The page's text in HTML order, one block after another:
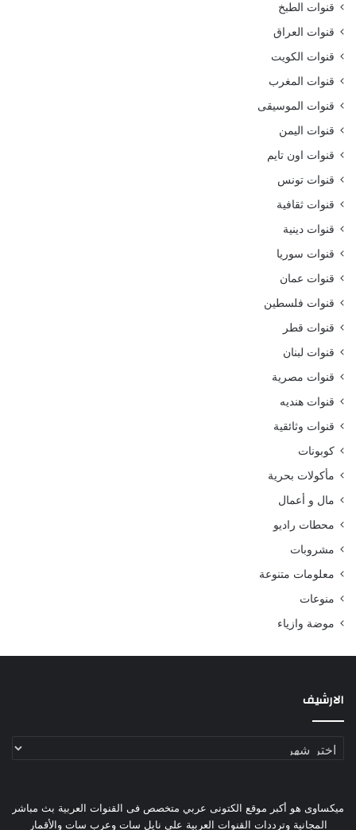
قنوات الطبخ
قنوات العراق
قنوات الكويت
قنوات المغرب
قنوات الموسيقى
قنوات اليمن
قنوات اون تايم
قنوات تونس
قنوات ثقافية
قنوات دينية
قنوات سوريا
قنوات عمان
قنوات فلسطين
قنوات قطر
قنوات لبنان
قنوات مصرية
قنوات هنديه
قنوات وثائقية
كوبونات
مأكولات بحرية
مال و أعمال
محطات راديو
مشروبات
معلومات متنوعة
منوعات
موضة وازياء
الارشيف
الارشيف
ميكساوى هو أكبر موقع الكتونى عربي متخصص فى القنوات العربية بث مباشر
المجانية وترددات القنوات العربية على نايل سات وعرب سات والأقمار